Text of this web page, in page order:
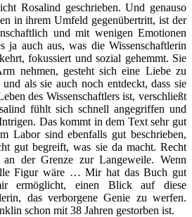
Rosalind geschrieben. Und genauso
in ihrem Umfeld gegenübertritt, ist der
und mit wenigen Emotionen
ja auch aus, was die Wissenschaftlerin
fokussiert und sozial gehemmt. Sie
nehmen, gesteht sich eine Liebe zu
als sie auch noch entdeckt, dass sie
des Wissenschaftlers ist, verschließt
fühlt sich schnell angegriffen und
Das kommt in dem Text sehr gut
Labor sind ebenfalls gut beschrieben,
gut begreift, was sie da macht. Recht
der Grenze zur Langeweile. Wenn
Figur wäre … Mir hat das Buch gut
ermöglicht, einen Blick auf diese
das verborgene Genie zu werfen.
schon mit 38 Jahren gestorben ist.